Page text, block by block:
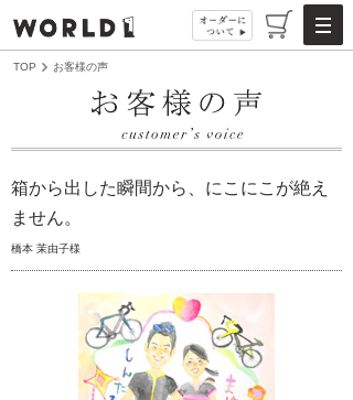
TOP お客様の声
箱から出した瞬間から、にこにこが絶え
ません。
橋本 茉由子様